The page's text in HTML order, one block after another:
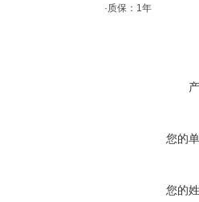
·质保：1年
您的
您的